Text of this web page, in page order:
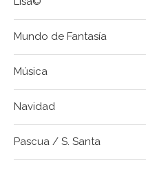
Mundo de Fantasía
Música
Navidad
Pascua / S. Santa